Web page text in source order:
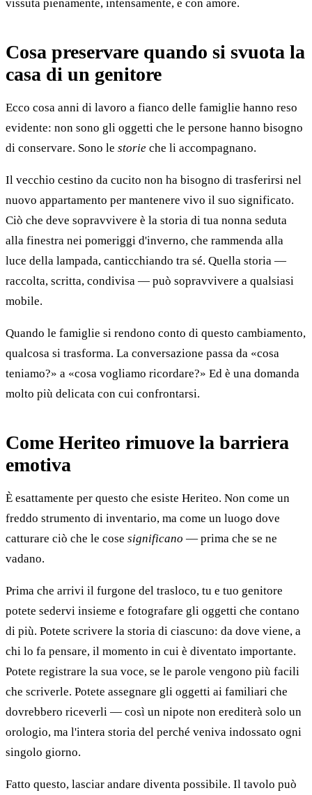
vissuta pienamente, intensamente, e con amore.
Cosa preservare quando si svuota la
casa di un genitore
Ecco cosa anni di lavoro a fianco delle famiglie hanno reso
evidente: non sono gli oggetti che le persone hanno bisogno
di conservare. Sono le storie che li accompagnano.
Il vecchio cestino da cucito non ha bisogno di trasferirsi nel
nuovo appartamento per mantenere vivo il suo significato.
Ciò che deve sopravvivere è la storia di tua nonna seduta
alla finestra nei pomeriggi d'inverno, che rammenda alla
luce della lampada, canticchiando tra sé. Quella storia —
raccolta, scritta, condivisa — può sopravvivere a qualsiasi
mobile.
Quando le famiglie si rendono conto di questo cambiamento,
qualcosa si trasforma. La conversazione passa da «cosa
teniamo?» a «cosa vogliamo ricordare?» Ed è una domanda
molto più delicata con cui confrontarsi.
Come Heriteo rimuove la barriera
emotiva
È esattamente per questo che esiste Heriteo. Non come un
freddo strumento di inventario, ma come un luogo dove
catturare ciò che le cose significano — prima che se ne
vadano.
Prima che arrivi il furgone del trasloco, tu e tuo genitore
potete sedervi insieme e fotografare gli oggetti che contano
di più. Potete scrivere la storia di ciascuno: da dove viene, a
chi lo fa pensare, il momento in cui è diventato importante.
Potete registrare la sua voce, se le parole vengono più facili
che scriverle. Potete assegnare gli oggetti ai familiari che
dovrebbero riceverli — così un nipote non erediterà solo un
orologio, ma l'intera storia del perché veniva indossato ogni
singolo giorno.
Fatto questo, lasciar andare diventa possibile. Il tavolo può